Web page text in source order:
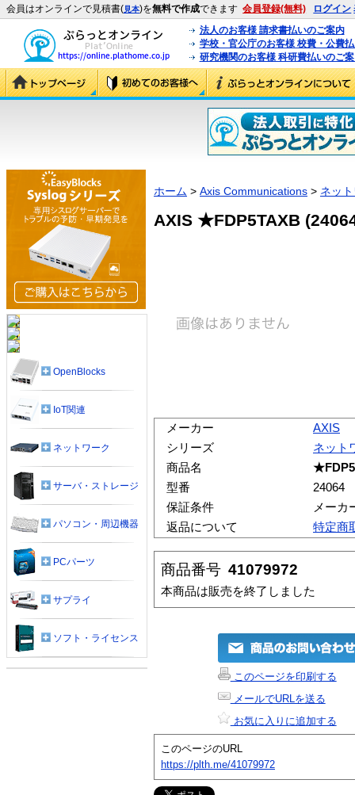
会員はオンラインで見積書(見本)を無料で作成できます 会員登録(無料) ログイン
法人のお客様 請求書払いのご案内
学校・官公庁のお客様 校費・公費
研究機関のお客様 科研費払いのご
ホーム > Axis Communications > ネッ
AXIS ★FDP5TAXB
メーカー
AXIS
シリーズ
ネット
商品名
型番
24064
保証条件
メーカ
返品について
特定商
商品番号 41079972
本商品は販売を終了しました
このページを印刷する
メールでURLを送る
お気に入りに追加する
このページのURL
https://plth.me/41079972
OpenBlocks
IoT関連
ネットワーク
サーバ・ストレージ
パソコン・周辺機器
PCパーツ
サプライ
ソフト・ライセンス